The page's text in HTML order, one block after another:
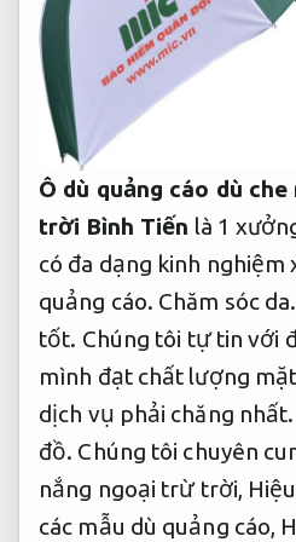
Ô dù quảng cáo dù
trời Bình Tiến là 1
có đa dạng kinh
quảng cáo. Chăm sóc da.
tốt. Chúng tôi tự tin với
mình đạt chất lượng
dịch vụ phải chăng nhất.
đồ. Chúng tôi chuyên
nắng ngoại trừ trời,
các mẫu dù quảng cáo,